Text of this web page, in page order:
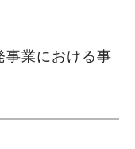
事業における事